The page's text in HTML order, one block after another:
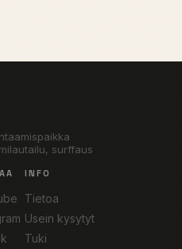
surffaus
INFO
Tietoa
Usein kysytyt
Tuki